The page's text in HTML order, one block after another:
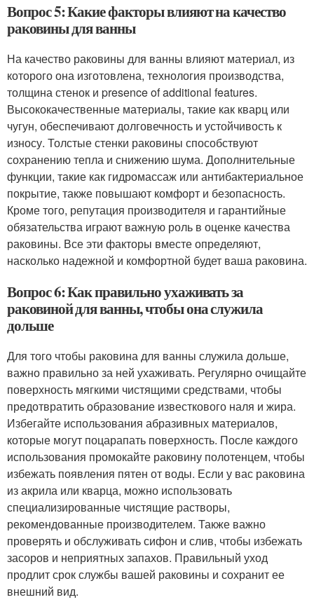
Вопрос 5: Какие факторы влияют на качество
раковины для ванны
На качество раковины для ванны влияют материал, из
которого она изготовлена, технология производства,
толщина стенок и presence of additional features.
Высококачественные материалы, такие как кварц или
чугун, обеспечивают долговечность и устойчивость к
износу. Толстые стенки раковины способствуют
сохранению тепла и снижению шума. Дополнительные
функции, такие как гидромассаж или антибактериальное
покрытие, также повышают комфорт и безопасность.
Кроме того, репутация производителя и гарантийные
обязательства играют важную роль в оценке качества
раковины. Все эти факторы вместе определяют,
насколько надежной и комфортной будет ваша раковина.
Вопрос 6: Как правильно ухаживать за
раковиной для ванны, чтобы она служила
дольше
Для того чтобы раковина для ванны служила дольше,
важно правильно за ней ухаживать. Регулярно очищайте
поверхность мягкими чистящими средствами, чтобы
предотвратить образование известкового наля и жира.
Избегайте использования абразивных материалов,
которые могут поцарапать поверхность. После каждого
использования промокайте раковину полотенцем, чтобы
избежать появления пятен от воды. Если у вас раковина
из акрила или кварца, можно использовать
специализированные чистящие растворы,
рекомендованные производителем. Также важно
проверять и обслуживать сифон и слив, чтобы избежать
засоров и неприятных запахов. Правильный уход
продлит срок службы вашей раковины и сохранит ее
внешний вид.